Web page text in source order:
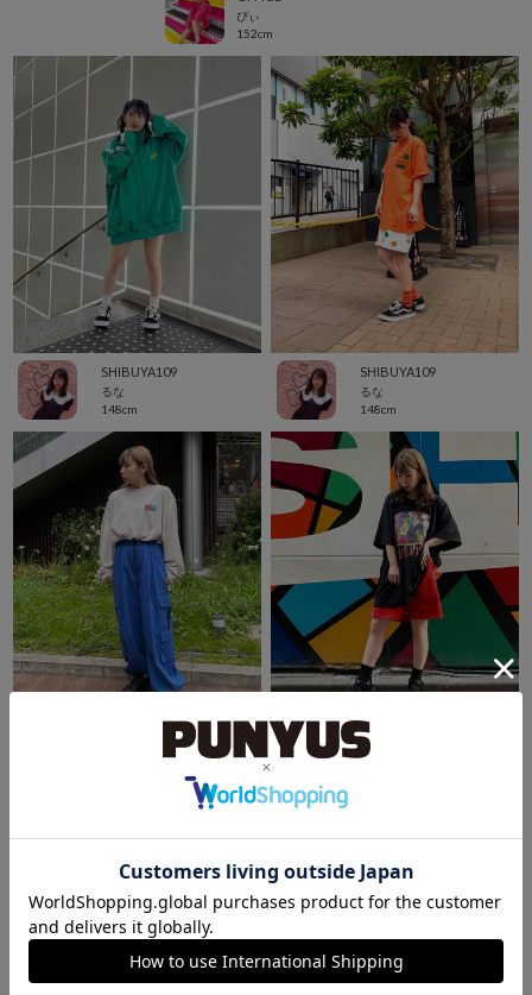
ぴぃ
152cm
SHIBUYA109
るな
148cm
SHIBUYA109
るな
148cm
あべのキューズモール（109ABENO） OFFICE
1 2